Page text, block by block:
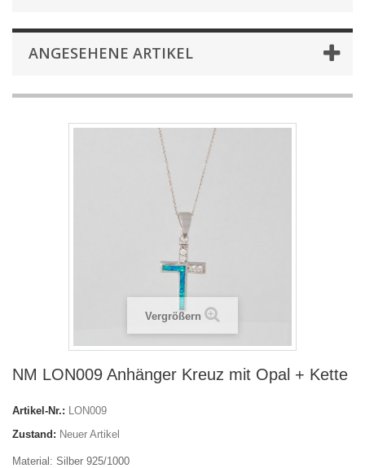
ANGESEHENE ARTIKEL
Vergrößern
NM LON009 Anhänger Kreuz mit Opal + Kette
Artikel-Nr.: LON009
Zustand: Neuer Artikel
Material: Silber 925/1000